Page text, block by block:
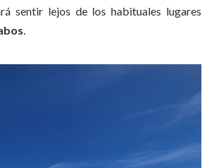
sentir lejos de los habituales lugares
.